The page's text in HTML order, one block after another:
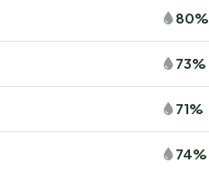
80%
73%
71%
74%